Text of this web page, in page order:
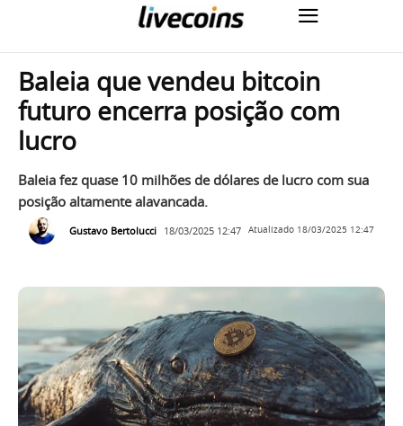
Baleia que vendeu bitcoin
futuro encerra posição com
lucro
Baleia fez quase 10 milhões de dólares de lucro com sua
posição altamente alavancada.
Gustavo Bertolucci 18/03/2025 12:47 Atualizado 18/03/2025 12:47